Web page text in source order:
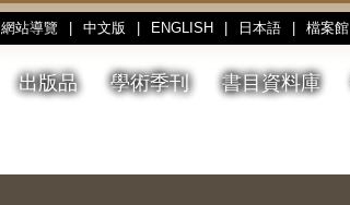
網站導覽 中文版 ENGLISH 日本語 檔案館
出版品 學術季刊 書目資料庫